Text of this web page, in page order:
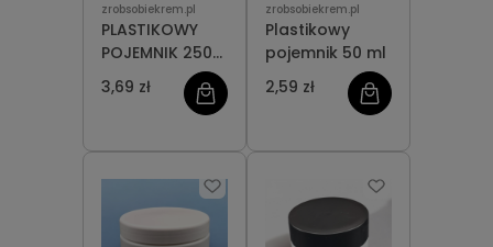
zrobsobiekrem.pl
PLASTIKOWY
POJEMNIK 250
ML WYSOKI
3,69 zł
zrobsobiekrem.pl
Plastikowy
pojemnik 50 ml
2,59 zł